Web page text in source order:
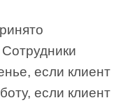
если клиент
если клиент